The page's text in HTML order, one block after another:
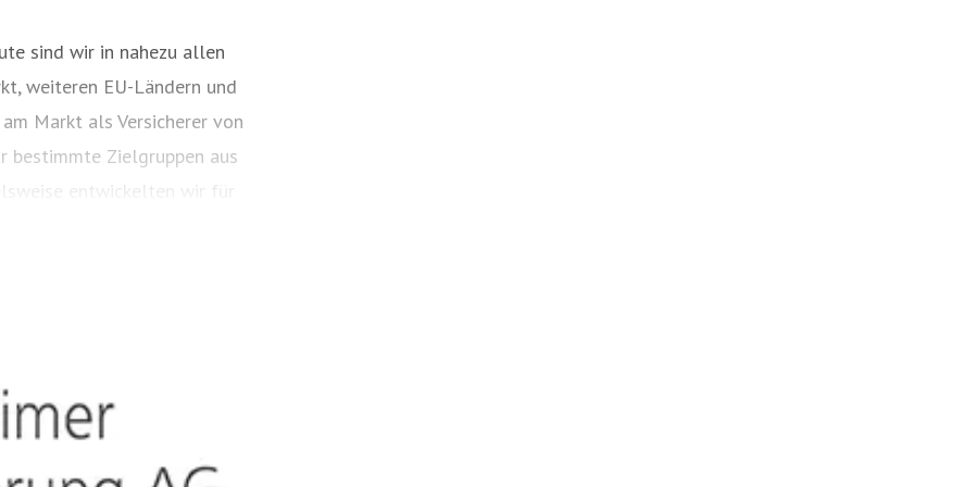
sind wir in nahezu allen
weiteren EU-Ländern und
Markt als Versicherer von
bestimmte Zielgruppen aus
entwickelten wir für
Diese tragen
und VALORIMA®.
wertvolle Gegenstände
besondere Gefahren.
Versicherungsschutz,
zu Verpackung,